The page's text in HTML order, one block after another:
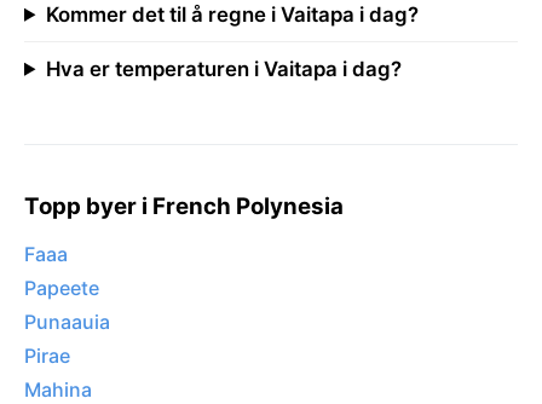
Kommer det til å regne i Vaitapa i dag?
Hva er temperaturen i Vaitapa i dag?
Topp byer i French Polynesia
Faaa
Papeete
Punaauia
Pirae
Mahina